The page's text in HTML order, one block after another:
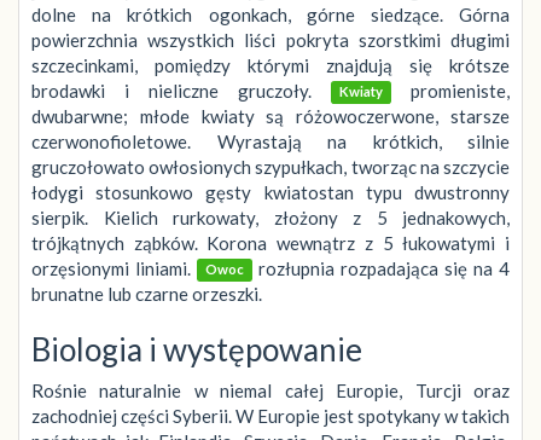
dolne na krótkich ogonkach, górne siedzące. Górna
powierzchnia wszystkich liści pokryta szorstkimi długimi
szczecinkami, pomiędzy którymi znajdują się krótsze
brodawki i nieliczne gruczoły.
Kwiaty promieniste,
dwubarwne; młode kwiaty są różowoczerwone, starsze
czerwonofioletowe. Wyrastają na krótkich, silnie
gruczołowato owłosionych szypułkach, tworząc na szczycie
łodygi stosunkowo gęsty kwiatostan typu dwustronny
sierpik. Kielich rurkowaty, złożony z 5 jednakowych,
trójkątnych ząbków. Korona wewnątrz z 5 łukowatymi i
orzęsionymi liniami.
Owoc rozłupnia rozpadająca się na 4
brunatne lub czarne orzeszki.
Biologia i występowanie
Rośnie naturalnie w niemal całej Europie, Turcji oraz
zachodniej części Syberii. W Europie jest spotykany w takich